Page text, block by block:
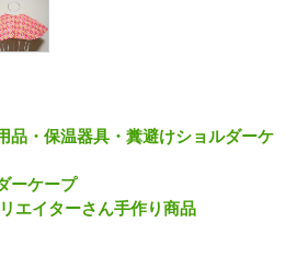
品・保温器具・糞避けショルダーケ
ーケープ
エイターさん手作り商品